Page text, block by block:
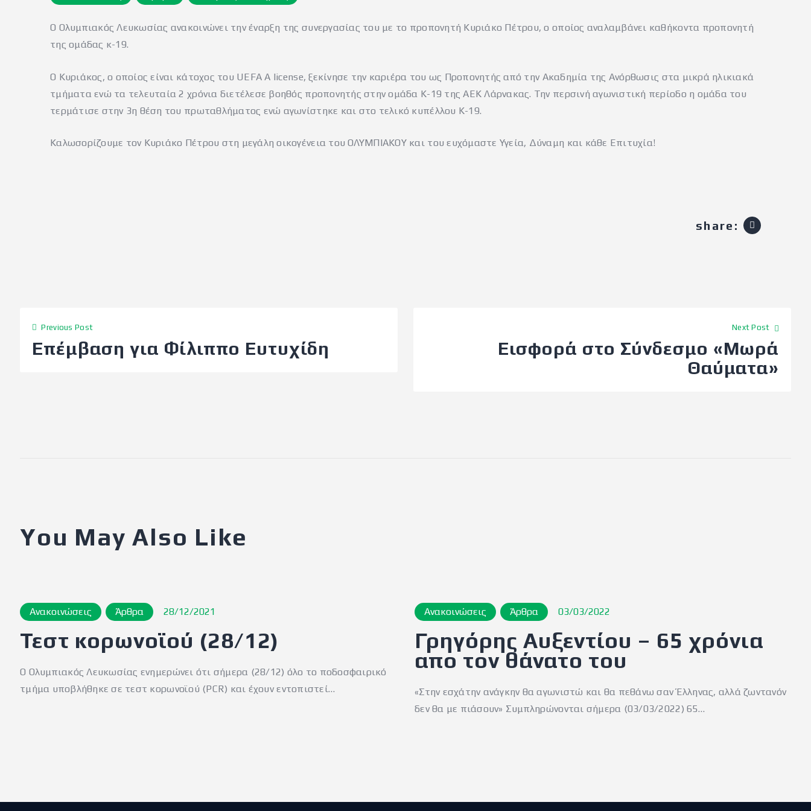
Ο Ολυμπιακός Λευκωσίας ανακοινώνει την έναρξη της συνεργασίας του με το προπονητή Κυριάκο Πέτρου, ο οποίος αναλαμβάνει καθήκοντα προπονητή
της ομάδας κ-19.
Ο Κυριάκος, ο οποίος είναι κάτοχος του UEFA A license, ξεκίνησε την καριέρα του ως Προπονητής από την Ακαδημία της Ανόρθωσις στα μικρά ηλικιακά
τμήματα ενώ τα τελευταία 2 χρόνια διετέλεσε βοηθός προπονητής στην ομάδα Κ-19 της ΑΕΚ Λάρνακας. Την περσινή αγωνιστική περίοδο η ομάδα του
τερμάτισε στην 3η θέση του πρωταθλήματος ενώ αγωνίστηκε και στο τελικό κυπέλλου Κ-19.
Καλωσορίζουμε τον Κυριάκο Πέτρου στη μεγάλη οικογένεια του ΟΛΥΜΠΙΑΚΟΥ και του ευχόμαστε Υγεία, Δύναμη και κάθε Επιτυχία!
share:
Previous Post
Επέμβαση για Φίλιππο Ευτυχίδη
Next Post
Εισφορά στο Σύνδεσμο «Μωρά
Θαύματα»
You May Also Like
Ανακοινώσεις Άρθρα 28/12/2021
Τεστ κορωνοϊού (28/12)
Ο Ολυμπιακός Λευκωσίας ενημερώνει ότι σήμερα (28/12) όλο το ποδοσφαιρικό
τμήμα υποβλήθηκε σε τεστ κορωνοϊού (PCR) και έχουν εντοπιστεί…
Ανακοινώσεις Άρθρα 03/03/2022
Γρηγόρης Αυξεντίου – 65 χρόνια
απο τον θάνατο του
«Στην εσχάτην ανάγκην θα αγωνιστώ και θα πεθάνω σαν Έλληνας, αλλά ζωντανόν
δεν θα με πιάσουν» Συμπληρώνονται σήμερα (03/03/2022) 65…